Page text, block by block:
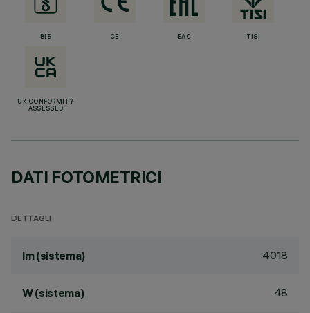
BIS CE EAC TISI
UK CONFORMITY
ASSESSED
DATI FOTOMETRICI
DETTAGLI
lm (sistema) 4018
W (sistema) 48